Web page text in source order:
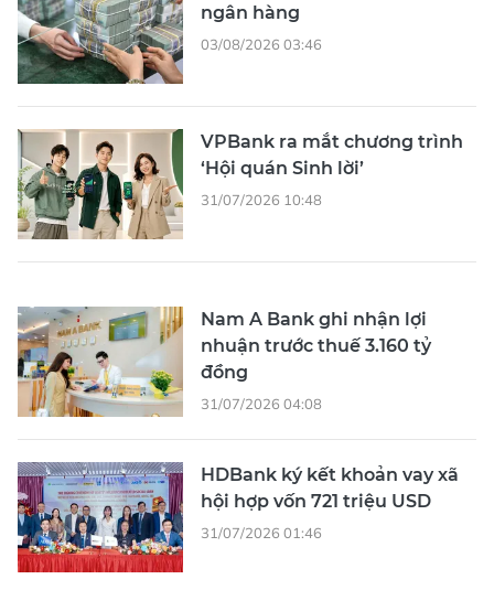
ngân hàng
03/08/2026 03:46
VPBank ra mắt chương trình
‘Hội quán Sinh lời’
31/07/2026 10:48
Nam A Bank ghi nhận lợi
nhuận trước thuế 3.160 tỷ
đồng
31/07/2026 04:08
HDBank ký kết khoản vay xã
hội hợp vốn 721 triệu USD
31/07/2026 01:46